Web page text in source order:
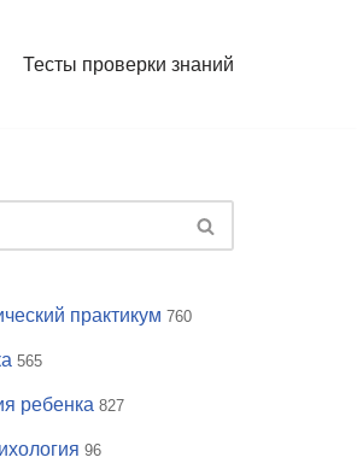
Тесты проверки знаний
практикум 760
565
ребенка 827
96